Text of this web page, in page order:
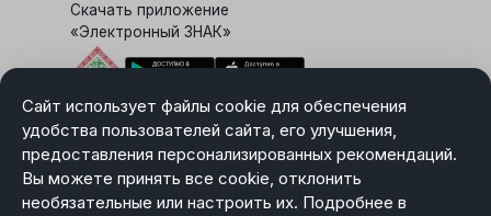
Сайт использует файлы cookie для обеспечения
удобства пользователей сайта, его улучшения,
предоставления персонализированных рекомендаций.
Вы можете принять все cookie, отклонить
необязательные или настроить их. Подробнее в
Скачать приложение
«Электронный ЗНАК»
Выбор настроек Cookie
Карта сайта